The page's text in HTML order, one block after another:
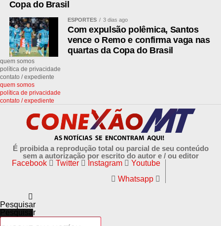
Transição da Reforma Tributária: o que muda
2026: fase de adaptação operacional
2027: início da cobrança da CBS em substituição so
PIS/Cofins
progressiva do ICMS e ISS
2033: IBS plenamente implementado
Copa do Brasil
ESPORTES 3 dias ago
Com expulsão polêmica, Santos
vence o Remo e confirma vaga nas
quartas da Copa do Brasil
quem somos
política de privacidade
contato / expediente
quem somos
política de privacidade
contato / expediente
É proibida a reprodução total ou parcial de seu conteúdo
sem a autorização por escrito do autor e / ou editor
Facebook
Twitter Instagram
Youtube
Whatsapp
Pesquisar
Pesquisar